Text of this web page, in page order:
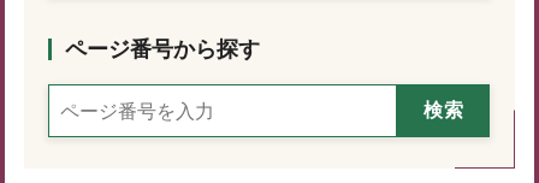
ページ番号から探す